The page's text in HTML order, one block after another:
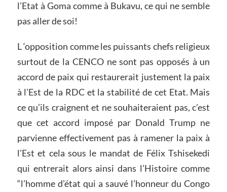
l’Etat à Goma comme à Bukavu, ce qui ne semble
pas aller de soi!
L ‘opposition comme les puissants chefs religieux
surtout de la CENCO ne sont pas opposés à un
accord de paix qui restaurerait justement la paix
à l’Est de la RDC et la stabilité de cet Etat. Mais
ce qu’ils craignent et ne souhaiteraient pas, c’est
que cet accord imposé par Donald Trump ne
parvienne effectivement pas à ramener la paix à
l’Est et cela sous le mandat de Félix Tshisekedi
qui entrerait alors ainsi dans l’Histoire comme
“l’homme d’état qui a sauvé l’honneur du Congo